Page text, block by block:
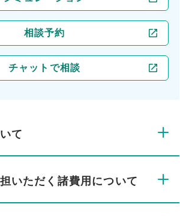
相談予約
チャットで相談
て
いただく諸費用について